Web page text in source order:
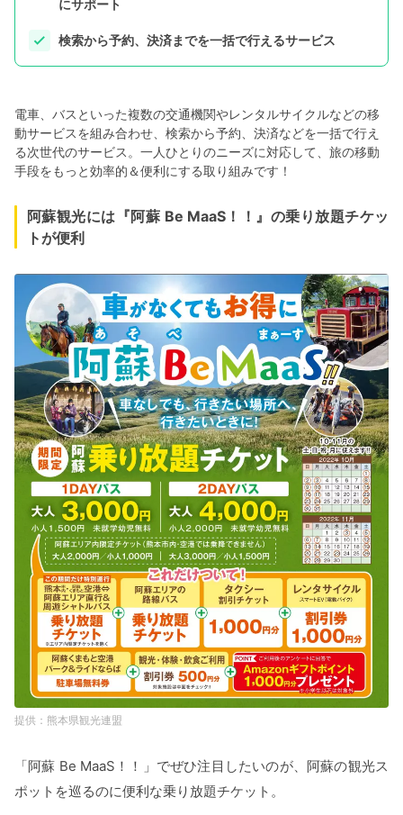
にサポート
検索から予約、決済までを一括で行えるサービス
電車、バスといった複数の交通機関やレンタルサイクルなどの移
動サービスを組み合わせ、検索から予約、決済などを一括で行え
る次世代のサービス。一人ひとりのニーズに対応して、旅の移動
手段をもっと効率的＆便利にする取り組みです！
阿蘇観光には『阿蘇 Be MaaS！！』の乗り放題チケッ
トが便利
熊本県観光連盟
「阿蘇 Be MaaS！！」でぜひ注目したいのが、阿蘇の観光ス
ポットを巡るのに便利な乗り放題チケット。